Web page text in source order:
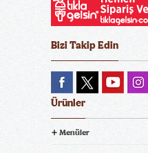
Bizi Takip Edin
Ürünler
Menüler